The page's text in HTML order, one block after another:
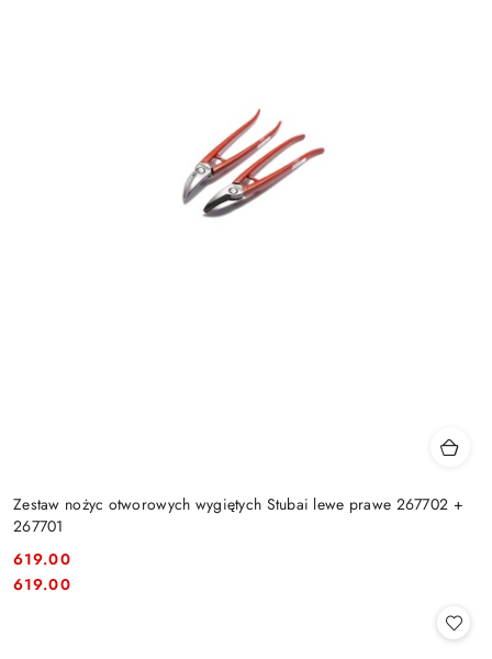
Zestaw nożyc otworowych wygiętych Stubai lewe prawe 267702 +
267701
Cena:
619.00
Cena:
619.00